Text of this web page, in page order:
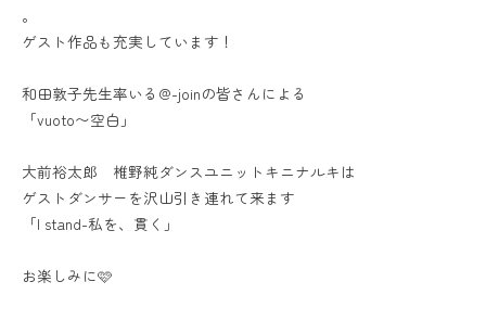
。
ゲスト作品も充実しています！
和田敦子先生率いる@-joinの皆さんによる
「vuoto〜空白」
大前裕太郎 椎野純ダンスユニットキニナルキは
ゲストダンサーを沢山引き連れて来ます
「I stand-私を、貫く」
お楽しみに🩷